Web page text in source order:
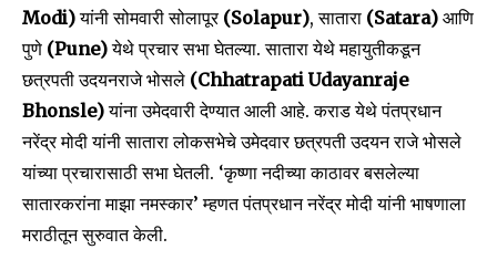
Modi)यांनी सोमवारी सोलापूर (Solapur), सातारा (Satara) आणि
पुणे (Pune)येथे प्रचार सभा घेतल्या. सातारा येथे महायुतीकडून
छत्रपती उदयनराजे भोसले (Chhatrapati Udayanraje
Bhonsle)यांना उमेदवारी देण्यात आली आहे. कराड येथे पंतप्रधान
नरेंद्र मोदी यांनी सातारा लोकसभेचे उमेदवार छत्रपती उदयन राजे भोसले
यांच्या प्रचारासाठी सभा घेतली. ‘कृष्णा नदीच्या काठावर बसलेल्या
सातारकरांना माझा नमस्कार’ म्हणत पंतप्रधान नरेंद्र मोदी यांनी भाषणाला
मराठीतून सुरुवात केली.